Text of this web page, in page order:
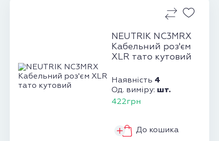
NEUTRIK NC3MRX
Кабельний роз'єм
XLR тато кутовий
Наявність 4
Од. виміру: шт.
422грн
До кошика